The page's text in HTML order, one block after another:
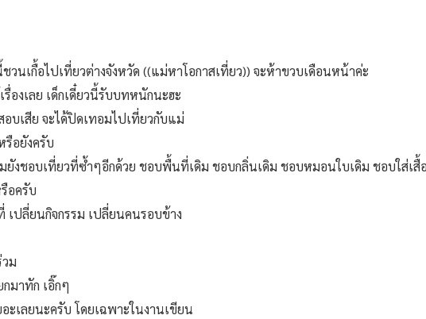
นเกื้อไปเที่ยวต่างจังหวัด ((แม่หาโอกาสเที่ยว)) จะห้าขวบเดือนหน้าค่ะ
รื่องเลย เด็กเดี๋ยวนี้รับบทหนักนะฮะ
อบเสีย จะได้ปิดเทอมไปเที่ยวกับแม่
รือยังครับ
ยังชอบเที่ยวที่ซ้ำๆอีกด้วย ชอบพื้นที่เดิม ชอบกลิ่นเดิม ชอบหมอนใบเดิม ชอบใส่เสื้
อครับ
เปลี่ยนกิจกรรม เปลี่ยนคนรอบข้าง
ม
กมาทัก เอิ๊กๆ
ะเลยนะครับ โดยเฉพาะในงานเขียน